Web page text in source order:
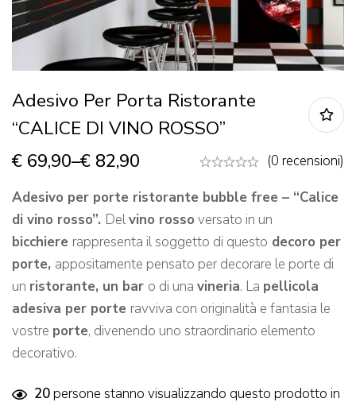
Adesivo Per Porta Ristorante
“CALICE DI VINO ROSSO”
€ 69,90–€ 82,90
(0 recensioni)
Adesivo per porte ristorante bubble free – “Calice
di vino rosso”. Delvino rosso versato in un
bicchiere rappresenta il soggetto di questo decoro per
porte, appositamente pensato per decorare le porte di
un ristorante, un bar o di una vineria. La pellicola
adesiva per porte ravviva con originalità e fantasia le
vostre porte, divenendo uno straordinario elemento
decorativo.
20persone stanno visualizzando questo prodotto in